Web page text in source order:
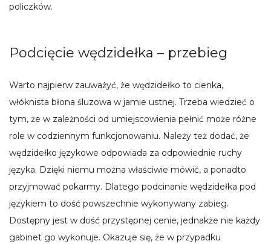
policzków.
Podcięcie wędzidełka – przebieg
Warto najpierw zauważyć, że wędzidełko to cienka,
włóknista błona śluzowa w jamie ustnej. Trzeba wiedzieć o
tym, że w zależności od umiejscowienia pełnić może różne
role w codziennym funkcjonowaniu. Należy też dodać, że
wędzidełko językowe odpowiada za odpowiednie ruchy
języka. Dzięki niemu można właściwie mówić, a ponadto
przyjmować pokarmy. Dlatego podcinanie wędzidełka pod
językiem to dość powszechnie wykonywany zabieg.
Dostępny jest w dość przystępnej cenie, jednakże nie każdy
gabinet go wykonuje. Okazuje się, że w przypadku